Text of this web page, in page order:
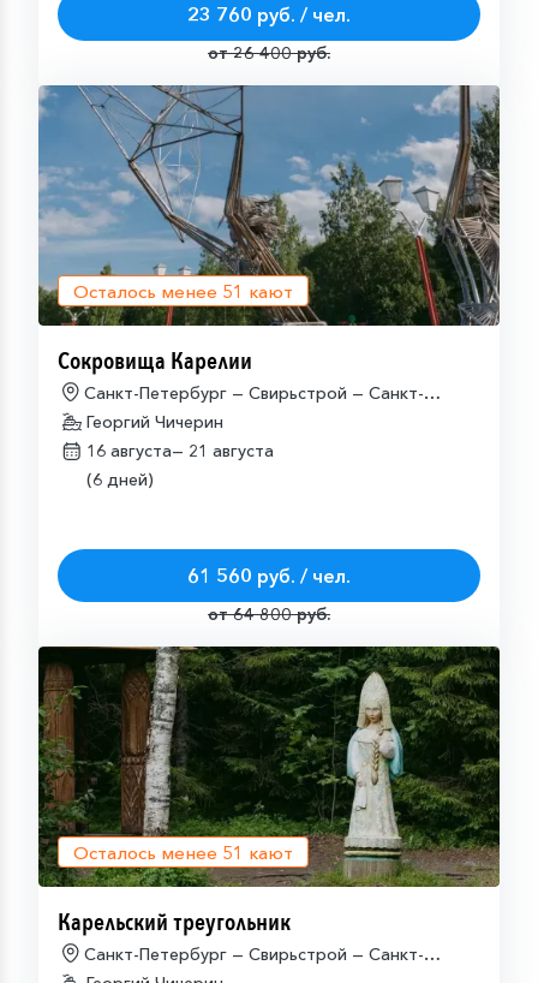
23 760 руб. / чел.
от 26 400 руб.
Осталось менее 51 кают
Сокровища Карелии
Санкт-Петербург — Свирьстрой — Санкт-
Петербург
Георгий Чичерин
16 августа— 21 августа
(6 дней)
61 560 руб. / чел.
от 64 800 руб.
Осталось менее 51 кают
Карельский треугольник
Санкт-Петербург — Свирьстрой — Санкт-